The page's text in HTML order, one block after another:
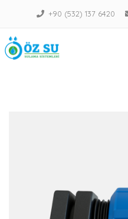
+90 (532) 137 6420